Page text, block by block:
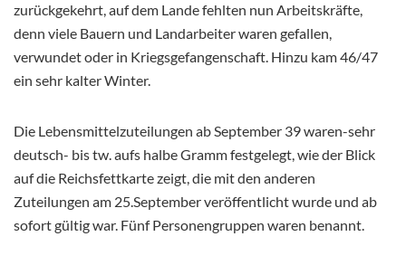
zurückgekehrt, auf dem Lande fehlten nun Arbeitskräfte,
denn viele Bauern und Landarbeiter waren gefallen,
verwundet oder in Kriegsgefangenschaft. Hinzu kam 46/47
ein sehr kalter Winter.
Die Lebensmittelzuteilungen ab September 39 waren-sehr
deutsch- bis tw. aufs halbe Gramm festgelegt, wie der Blick
auf die Reichsfettkarte zeigt, die mit den anderen
Zuteilungen am 25.September veröffentlicht wurde und ab
sofort gültig war. Fünf Personengruppen waren benannt.